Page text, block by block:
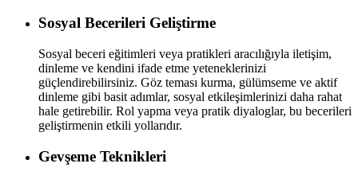
Sosyal Becerileri Geliştirme
Sosyal beceri eğitimleri veya pratikleri aracılığıyla iletişim,
dinleme ve kendini ifade etme yeteneklerinizi
güçlendirebilirsiniz. Göz teması kurma, gülümseme ve aktif
dinleme gibi basit adımlar, sosyal etkileşimlerinizi daha rahat
hale getirebilir. Rol yapma veya pratik diyaloglar, bu becerileri
geliştirmenin etkili yollarıdır.
Gevşeme Teknikleri